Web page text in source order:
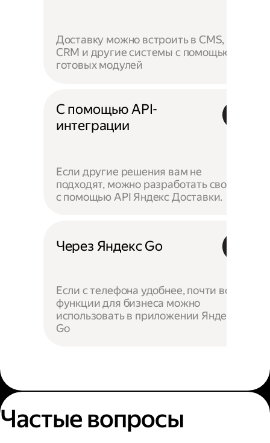
Доставку можно встроить в CMS,
CRM и другие системы с помощью
готовых модулей
С помощью API-
интеграции
Если другие решения вам не
подходят, можно разработать своё —
с помощью API Яндекс Доставки.
Через Яндекс Go
Если с телефона удобнее, почти все
функции для бизнеса можно
использовать в приложении Яндекс
Go
Частые вопросы